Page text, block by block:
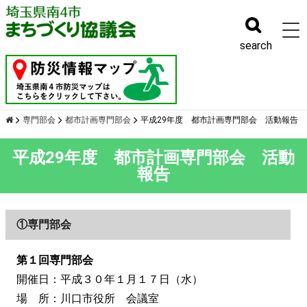
search
幹事会
専門部会 都市計画専門部会 平成29年度 都市計画専門部会 活動報告
平成29年度 都市計画専門部会 活動
報告
①専門部会
第１回専門部会
開催日：平成３０年１月１７日（水）
場 所：川口市役所 会議室